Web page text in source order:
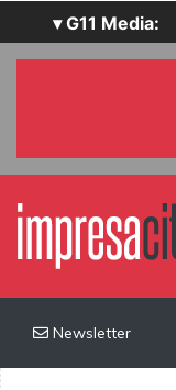
▾ G11 Media:
SecurityOpenLab
Newsletter